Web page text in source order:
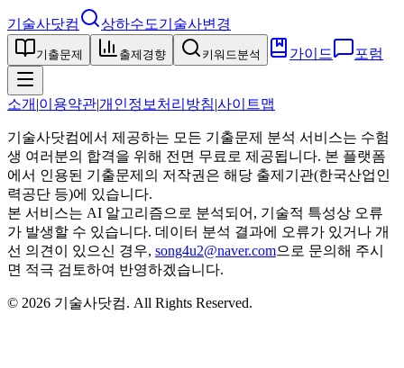
기술사닷컴 상하수도기술사변경
기출문제 출제경향 키워드분석 가이드 포럼
소개 |이용약관|개인정보처리방침|사이트맵
기술사닷컴에서 제공하는 모든 기출문제 분석 서비스는 수험
생 여러분의 합격을 위해 전면 무료로 제공됩니다. 본 플랫폼
에서 인용된 기출문제의 저작권은 해당 출제기관(한국산업인
력공단 등)에 있습니다.
본 서비스는 AI 알고리즘으로 분석되어, 기술적 특성상 오류
가 발생할 수 있습니다. 데이터 분석 결과에 오류가 있거나 개
선 의견이 있으신 경우, song4u2@naver.com으로 문의해 주시
면 적극 검토하여 반영하겠습니다.
© 2026 기술사닷컴. All Rights Reserved.